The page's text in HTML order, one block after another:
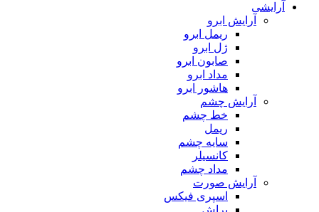
آرایشی
آرایش ابرو
ریمل ابرو
ژل ابرو
صابون ابرو
مداد ابرو
هاشور ابرو
آرایش چشم
خط چشم
ریمل
سایه چشم
کانسیلر
مداد چشم
آرایش صورت
اسپری فیکس